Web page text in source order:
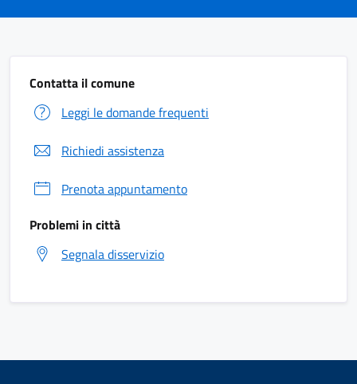
Contatta il comune
Leggi le domande frequenti
Richiedi assistenza
Prenota appuntamento
Problemi in città
Segnala disservizio